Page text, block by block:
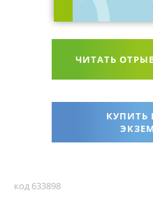
ЧИТАТЬ
КУПИТЬ
код 633898